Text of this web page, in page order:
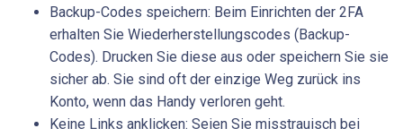
Backup-Codes speichern: Beim Einrichten der 2FA
erhalten Sie Wiederherstellungscodes (Backup-
Codes). Drucken Sie diese aus oder speichern Sie sie
sicher ab. Sie sind oft der einzige Weg zurück ins
Konto, wenn das Handy verloren geht.
Keine Links anklicken: Seien Sie misstrauisch bei